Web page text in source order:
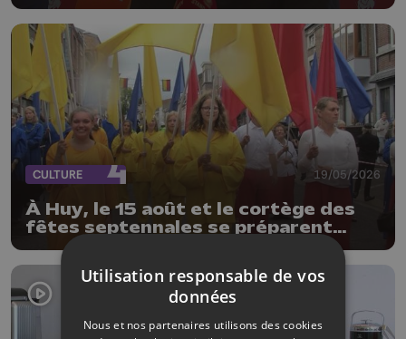
CULTURE 19/05/2026
À Huy, le 15 août et le cortège des
fêtes septennales se préparent
déjà, les organisateurs lancent un
vibrant appel à l’aide
Utilisation responsable de vos
données
Nous et nos partenaires utilisons des cookies